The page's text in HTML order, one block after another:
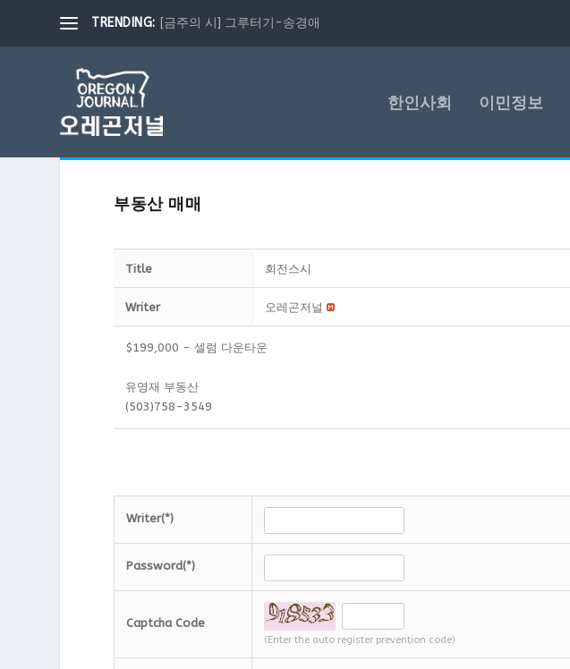
TRENDING: [금주의 시] 그루터기-송경애
한인사회 이민정보
부동산 매매
Title 회전스시
Writer 오레곤저널
$199,000 - 셀럼 다운타운
유영재 부동산
(503)758-3549
Writer(*)
Password(*)
Captcha Code
(Enter the auto register prevention code)